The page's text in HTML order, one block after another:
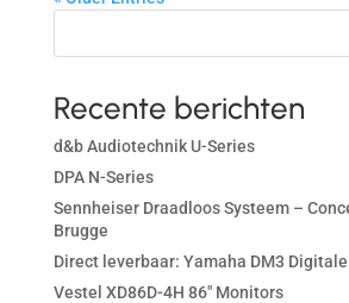
Recente berichten
d&b Audiotechnik U-Series
DPA N-Series
Sennheiser Draadloos Systeem –
Brugge
Direct leverbaar: Yamaha DM3
Vestel XD86D-4H 86″ Monitors